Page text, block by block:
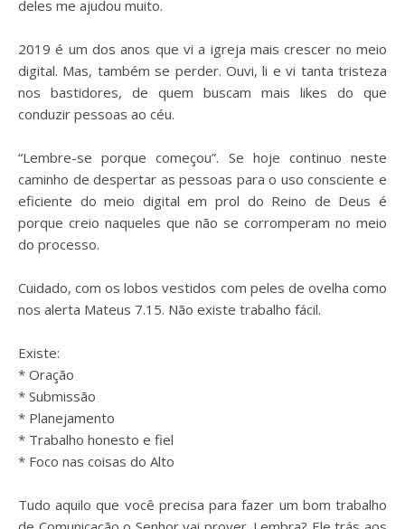
deles me ajudou muito.
2019 é um dos anos que vi a igreja mais crescer no meio
digital. Mas, também se perder. Ouvi, li e vi tanta tristeza
nos bastidores, de quem buscam mais likes do que
conduzir pessoas ao céu.
“Lembre-se porque começou”. Se hoje continuo neste
caminho de despertar as pessoas para o uso consciente e
eficiente do meio digital em prol do Reino de Deus é
porque creio naqueles que não se corromperam no meio
do processo.
Cuidado, com os lobos vestidos com peles de ovelha como
nos alerta Mateus 7.15. Não existe trabalho fácil.
Existe:
* Oração
* Submissão
* Planejamento
* Trabalho honesto e fiel
* Foco nas coisas do Alto
Tudo aquilo que você precisa para fazer um bom trabalho